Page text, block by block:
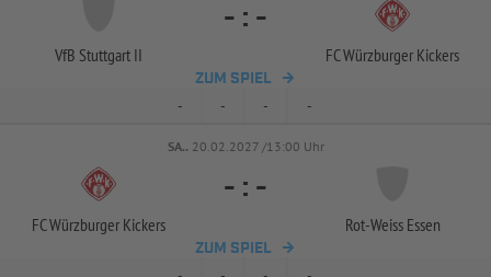
VfB Stuttgart II
- : -
FC Würzburger Kickers
ZUM SPIEL
- - - -
SA.. 20.02.2027 /13:00 Uhr
FC Würzburger Kickers
- : -
Rot-Weiss Essen
ZUM SPIEL